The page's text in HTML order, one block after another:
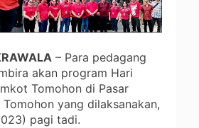
– Para pedagang
akan program Hari
Tomohon di Pasar
Tomohon yang dilaksanakan,
pagi tadi.